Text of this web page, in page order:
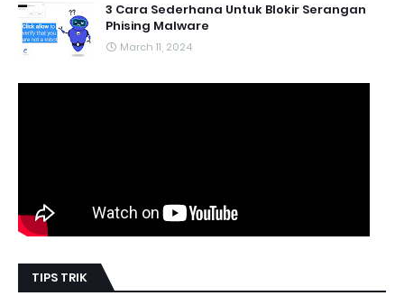
3 Cara Sederhana Untuk Blokir Serangan
Phising Malware
March 11, 2024
TIPS TRIK